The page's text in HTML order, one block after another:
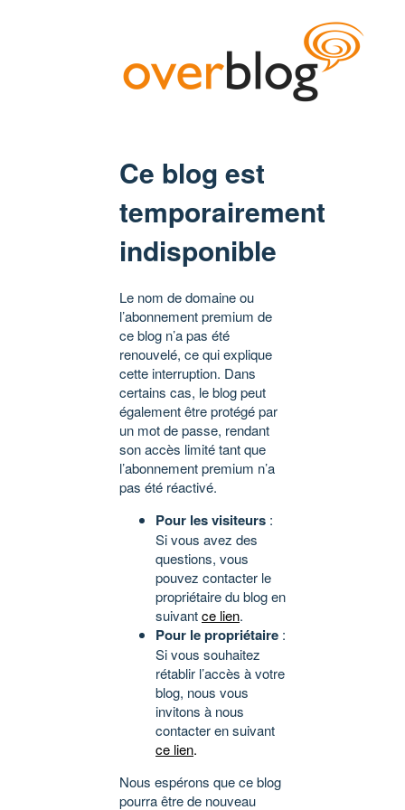
Ce blog est
temporairement
indisponible
Le nom de domaine ou
l’abonnement premium de
ce blog n’a pas été
renouvelé, ce qui explique
cette interruption. Dans
certains cas, le blog peut
également être protégé par
un mot de passe, rendant
son accès limité tant que
l’abonnement premium n’a
pas été réactivé.
Pour les visiteurs :
Si vous avez des
questions, vous
pouvez contacter le
propriétaire du blog en
suivantce lien.
Pour le propriétaire :
Si vous souhaitez
rétablir l’accès à votre
blog, nous vous
invitons à nous
contacter en suivant
ce lien.
Nous espérons que ce blog
pourra être de nouveau